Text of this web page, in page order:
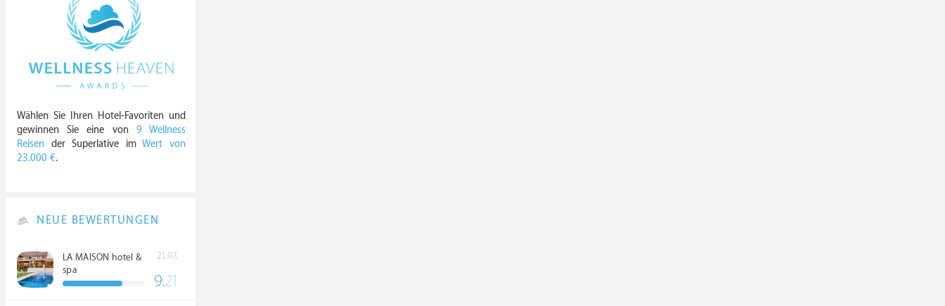
Wählen Sie Ihren Hotel-Favoriten und
gewinnen Sie eine von 9 Wellness
Reisen der Superlative imWert von
23.000 €.
NEUE BEWERTUNGEN
LA MAISON hotel &
spa
21.07.
9.21